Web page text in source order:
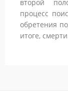
второй
процесс
обретения
итоге,